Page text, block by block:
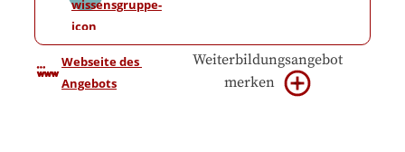
Webseite des
Angebots
Weiterbildungsangebot
merken